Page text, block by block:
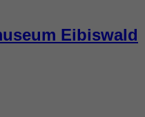
Eibiswald